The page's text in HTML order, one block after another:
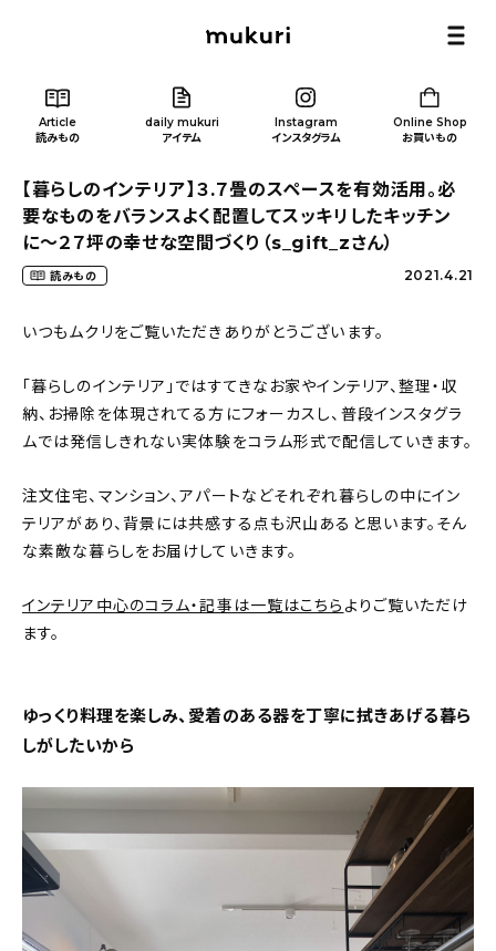
Article
読みもの
daily mukuri
アイテム
Instagram
インスタグラム
Online Shop
お買いもの
新着記事
おすすめの記事
インテリア
収納/掃除
暮らし
カテゴリー一覧
【暮らしのインテリア】３.７畳のスペースを有効活用。必
要なものをバランスよく配置してスッキリしたキッチン
に〜２７坪の幸せな空間づくり（s_gift_zさん）
読みもの 2021.4.21
いつもムクリをご覧いただきありがとうございます。
「暮らしのインテリア」ではすてきなお家やインテリア、整理・収
納、お掃除を体現されてる方にフォーカスし、普段インスタグラ
ムでは発信しきれない実体験をコラム形式で配信していきます。
注文住宅、マンション、アパートなどそれぞれ暮らしの中にイン
テリアがあり、背景には共感する点も沢山あると思います。そん
な素敵な暮らしをお届けしていきます。
インテリア中心のコラム・記事は一覧はこちら よりご覧いただけ
ます。
ゆっくり料理を楽しみ、愛着のある器を丁寧に拭きあげる暮ら
しがしたいから